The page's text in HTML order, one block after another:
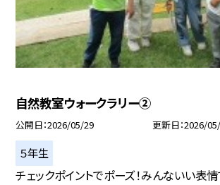
自然教室ウォークラリー②
公開日 2026/05/29 更新日 2026/
５年生
チェックポイントでポーズ！みんないい表情